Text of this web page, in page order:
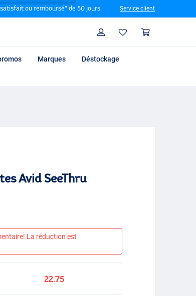
ou remboursé" de 50 jours Service client
Profil
Marques
Déstockage
Avid SeeThru
La réduction est
22.75